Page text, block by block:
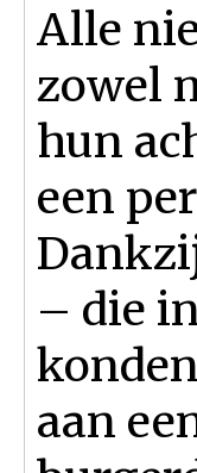
Alle
zowel
hun
een
– die
aan